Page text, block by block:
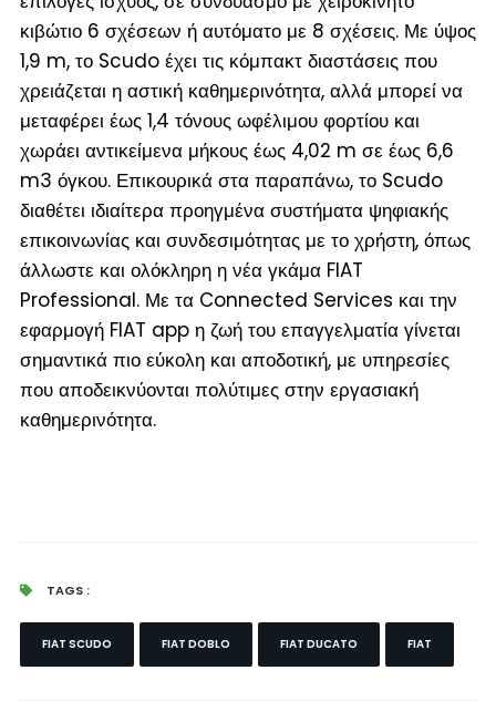
κιβώτιο 6 σχέσεων ή αυτόματο με 8 σχέσεις. Με ύψος
1,9 m, το Scudo έχει τις κόμπακτ διαστάσεις που
χρειάζεται η αστική καθημερινότητα, αλλά μπορεί να
μεταφέρει έως 1,4 τόνους ωφέλιμου φορτίου και
χωράει αντικείμενα μήκους έως 4,02 m σε έως 6,6
m3 όγκου. Επικουρικά στα παραπάνω, το Scudo
διαθέτει ιδιαίτερα προηγμένα συστήματα ψηφιακής
επικοινωνίας και συνδεσιμότητας με το χρήστη, όπως
άλλωστε και ολόκληρη η νέα γκάμα FIAT
Professional. Με τα Connected Services και την
εφαρμογή FIAT app η ζωή του επαγγελματία γίνεται
σημαντικά πιο εύκολη και αποδοτική, με υπηρεσίες
που αποδεικνύονται πολύτιμες στην εργασιακή
καθημερινότητα.
TAGS :
FIAT SCUDO FIAT DOBLO FIAT DUCATO FIAT